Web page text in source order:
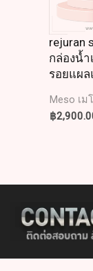
rejuran
กล่องน้ำ
รอยแผ
Meso เม
฿